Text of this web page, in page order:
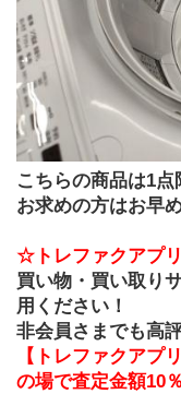
こちらの商品は1点
お求めの方はお早
☆トレファクアプ
買い物・買い取り
用ください！
非会員さまでも高
【トレファクアプリ
の場で査定金額10